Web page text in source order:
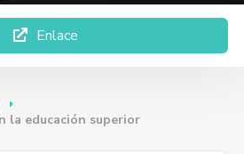
Enlace
la educación superior